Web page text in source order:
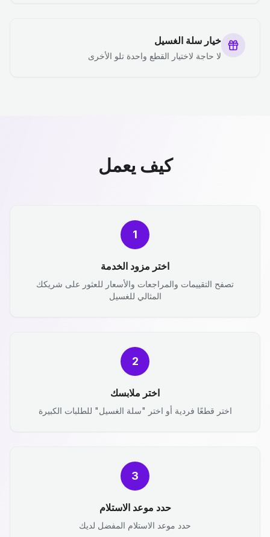
خيار سلة الغسيل
لا حاجة لاختيار القطع واحدة تلو الأخرى
كيف يعمل
1
اختر مزود الخدمة
تصفح التقييمات والمراجعات والأسعار للعثور على شريكك
المثالي للغسيل
2
اختر ملابسك
اختر قطعًا فردية أو اختر "سلة الغسيل" للطلبات الكبيرة
3
حدد موعد الاستلام
حدد موعد الاستلام المفضل لديك